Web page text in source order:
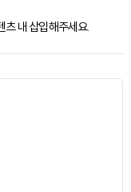
내 삽입해주세요.